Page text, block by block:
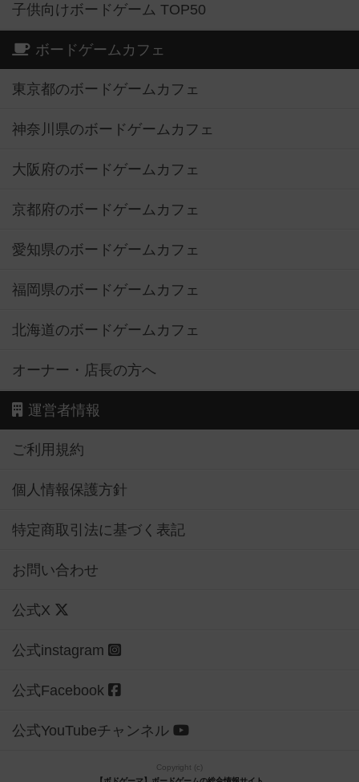
子供向けボードゲーム TOP50
ボードゲームカフェ
東京都のボードゲームカフェ
神奈川県のボードゲームカフェ
大阪府のボードゲームカフェ
京都府のボードゲームカフェ
愛知県のボードゲームカフェ
福岡県のボードゲームカフェ
北海道のボードゲームカフェ
オーナー・店長の方へ
運営者情報
ご利用規約
個人情報保護方針
特定商取引法に基づく表記
お問い合わせ
公式X
公式instagram
公式Facebook
公式YouTubeチャンネル
Copyright (c)